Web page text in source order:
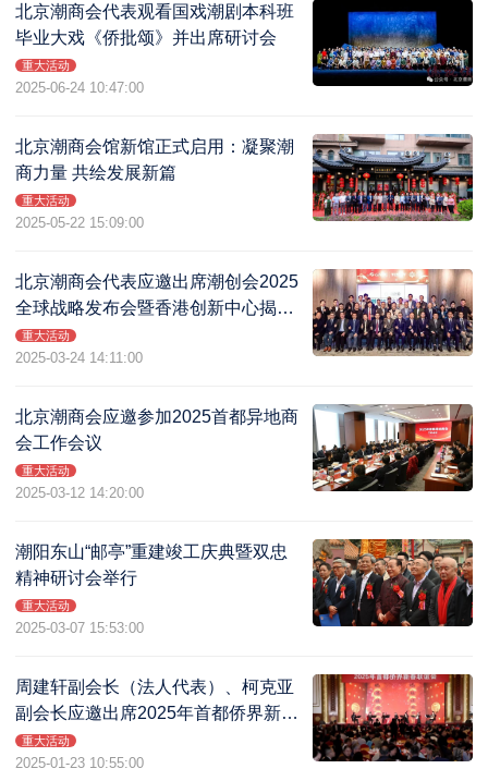
北京潮商会代表观看国戏潮剧本科班
毕业大戏《侨批颂》并出席研讨会
重大活动
2025-06-24 10:47:00
北京潮商会馆新馆正式启用：凝聚潮
商力量 共绘发展新篇
重大活动
2025-05-22 15:09:00
北京潮商会代表应邀出席潮创会2025
全球战略发布会暨香港创新中心揭牌
仪式
重大活动
2025-03-24 14:11:00
北京潮商会应邀参加2025首都异地商
会工作会议
重大活动
2025-03-12 14:20:00
潮阳东山“邮亭”重建竣工庆典暨双忠
精神研讨会举行
重大活动
2025-03-07 15:53:00
周建轩副会长（法人代表）、柯克亚
副会长应邀出席2025年首都侨界新春
联谊会
重大活动
2025-01-23 10:55:00